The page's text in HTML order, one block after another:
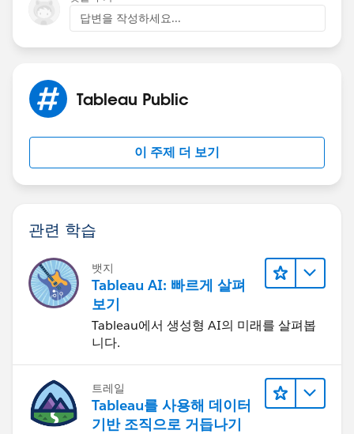
Kind Regards,답변을 작성하세요...
Tableau Public
이 주제 더 보기
관련 학습
뱃지
Tableau AI: 빠르게 살펴
보기
Tableau에서 생성형 AI의 미래를 살펴봅
니다.
트레일
Tableau를 사용해 데이터
기반 조직으로 거듭나기